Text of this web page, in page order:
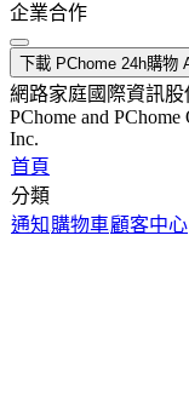
企業合作
下載 PChome 24h購物
網路家庭國際資訊
PChome and
Inc.
首頁
分類
通知 購物車顧客中心